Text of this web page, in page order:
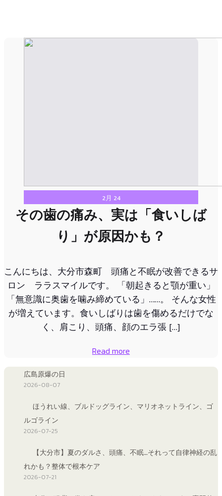
2月 24
その歯の痛み、実は「食いしば
り」が原因かも？
こんにちは、大分市森町 頭痛と不眠が改善できるサ
ロン ララスマイルです。 「朝起きると顎が重い」
「無意識に奥歯を噛み締めている」……。 そんな女性
が増えています。食いしばりは歯を傷めるだけでな
く、肩こり、頭痛、顔のエラ張 […]
Read more
広島原爆の日
2026-08-07
ほうれい線、ブルドッグライン、マリオネットライン、ゴ
ルゴライン
2026-07-25
【大分市】夏のダルさ、頭痛、不眠…それって自律神経の乱
れかも？整体で根本ケア
2026-07-21